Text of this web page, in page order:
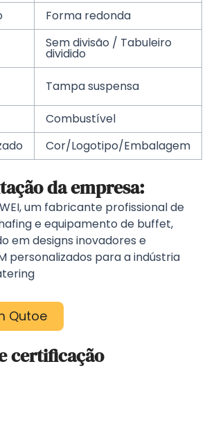
Forma redonda
Sem divisão / Tabuleiro
dividido
Tampa suspensa
Combustível
Cor/Logotipo/Embalagem
da empresa:
um fabricante profissional de
e equipamento de buffet,
em designs inovadores e
personalizados para a indústria
Qutoe
certificação